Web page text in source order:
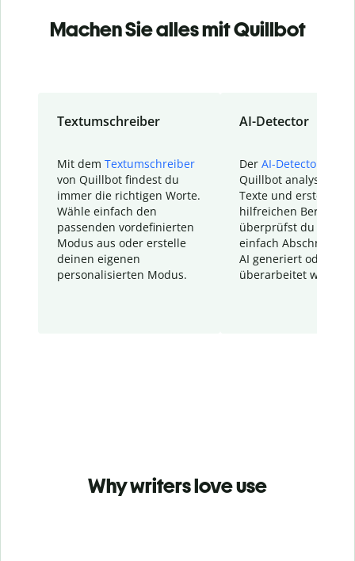
Machen Sie alles mit Quillbot
Textumschreiber
Mit dem Textumschreiber
von Quillbot findest du
immer die richtigen Worte.
Wähle einfach den
passenden vordefinierten
Modus aus oder erstelle
deinen eigenen
personalisierten Modus.
AI-Detector
Der AI-Detector
Quillbot analysiert
Texte und erstellt
hilfreichen Bericht.
überprüfst du
einfach Abschnitte,
AI generiert oder
überarbeitet wurden.
Why writers love use